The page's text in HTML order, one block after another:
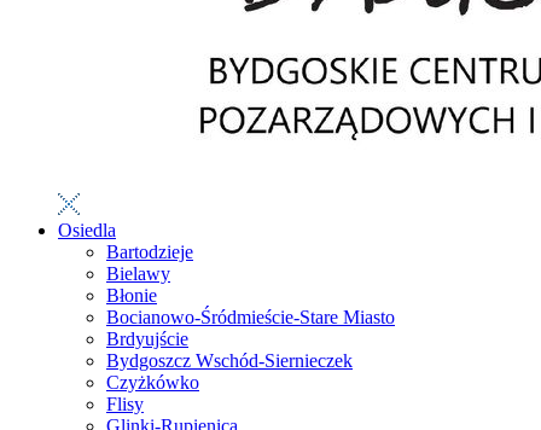
Osiedla
Bartodzieje
Bielawy
Błonie
Bocianowo-Śródmieście-Stare Miasto
Brdyujście
Bydgoszcz Wschód-Siernieczek
Czyżkówko
Flisy
Glinki-Rupienica